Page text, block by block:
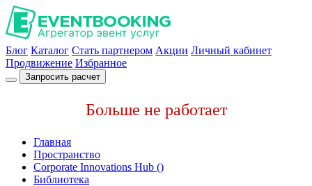
Блог Каталог Стать партнером Акции Личный кабинет
Продвижение Избранное
Запросить расчет
Больше не работает
Главная
Пространство
Corporate Innovations Hub ()
Библиотека